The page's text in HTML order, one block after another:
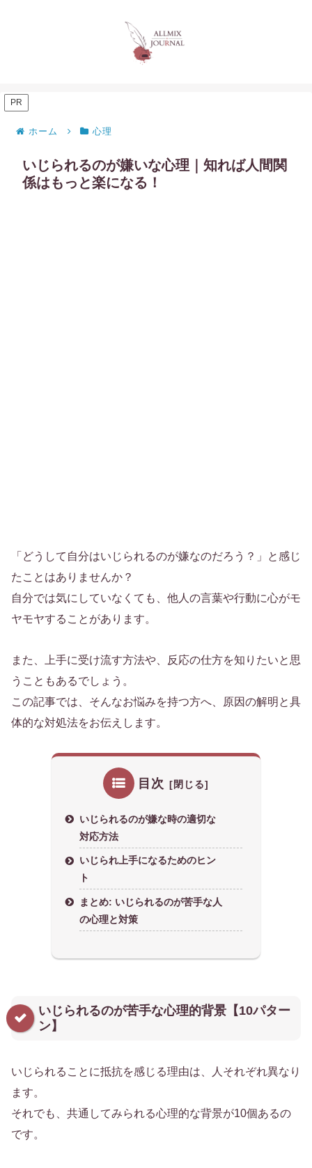
PR
ホーム 心理
いじられるのが嫌いな心理｜知れば人間関
係はもっと楽になる！
「どうして自分はいじられるのが嫌なのだろう？」と感じ
たことはありませんか？
自分では気にしていなくても、他人の言葉や行動に心がモ
ヤモヤすることがあります。
また、上手に受け流す方法や、反応の仕方を知りたいと思
うこともあるでしょう。
この記事では、そんなお悩みを持つ方へ、原因の解明と具
体的な対処法をお伝えします。
目次
いじられるのが嫌な時の適切な
対応方法
いじられ上手になるためのヒン
ト
まとめ: いじられるのが苦手な人
の心理と対策
いじられるのが苦手な心理的背景【10パター
ン】
いじられることに抵抗を感じる理由は、人それぞれ異なり
ます。
それでも、共通してみられる心理的な背景が10個あるの
です。